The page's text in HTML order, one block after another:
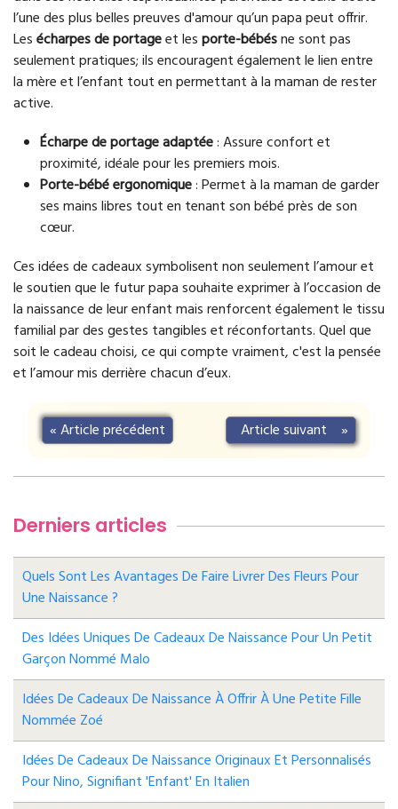
l’une des plus belles preuves d'amour qu’un papa peut offrir.
Lesécharpes de portageet lesporte-bébésne sont pas
seulement pratiques; ils encouragent également le lien entre
la mère et l’enfant tout en permettant à la maman de rester
active.
Écharpe de portage adaptée: Assure confort et
proximité, idéale pour les premiers mois.
Porte-bébé ergonomique: Permet à la maman de garder
ses mains libres tout en tenant son bébé près de son
cœur.
Ces idées de cadeaux symbolisent non seulement l’amour et
le soutien que le futur papa souhaite exprimer à l’occasion de
la naissance de leur enfant mais renforcent également le tissu
familial par des gestes tangibles et réconfortants. Quel que
soit le cadeau choisi, ce qui compte vraiment, c'est la pensée
et l’amour mis derrière chacun d’eux.
«Article précédent Article suivant »
Derniers articles
Quels Sont Les Avantages De Faire Livrer Des Fleurs Pour
Une Naissance ?
Des Idées Uniques De Cadeaux De Naissance Pour Un Petit
Garçon Nommé Malo
Idées De Cadeaux De Naissance À Offrir À Une Petite Fille
Nommée Zoé
Idées De Cadeaux De Naissance Originaux Et Personnalisés
Pour Nino, Signifiant 'enfant' En Italien